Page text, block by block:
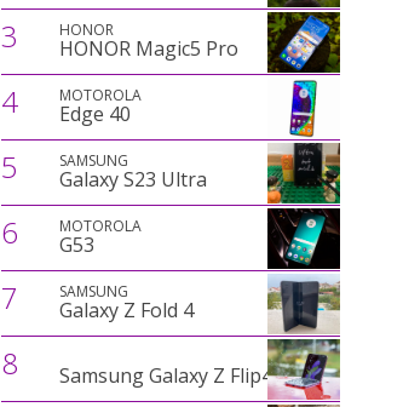
3 HONOR
HONOR Magic5 Pro
4 MOTOROLA
Edge 40
5 SAMSUNG
Galaxy S23 Ultra
6 MOTOROLA
G53
7 SAMSUNG
Galaxy Z Fold 4
8 Samsung Galaxy Z Flip4